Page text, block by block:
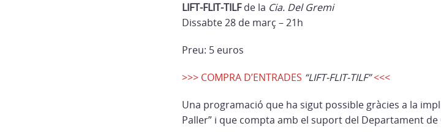
LIFT-FLIT-TILFde la Cia. Del Gremi
Dissabte 28 de març – 21h
Preu: 5 euros
>>> COMPRA D’ENTRADES “LIFT-FLIT-TILF”<<<
Una programació que ha sigut possible gràcies a la
Paller” i que compta amb el suport del Departament